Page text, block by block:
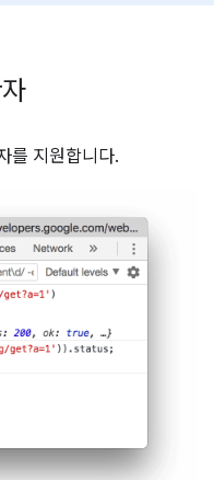
를 지원합니다.